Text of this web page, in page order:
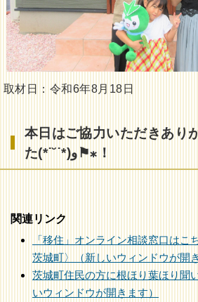
取材日：令和6年8月18日
本日はご協力いただきあり
た(*˙˘˙*)و⚑⁎！
関連リンク
「移住」オンライン相談窓口はこ
茨城町〉（新しいウィンドウが開
茨城町住民の方に根ほり葉ほり聞
いウィンドウが開きます）